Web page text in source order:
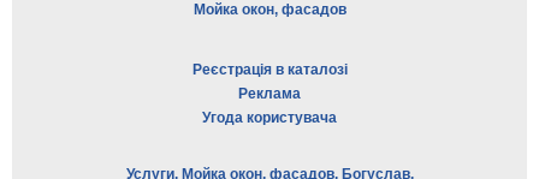
Мойка окон, фасадов
Реєстрація в каталозі
Реклама
Угода користувача
Услуги. Мойка окон, фасадов. Богуслав.